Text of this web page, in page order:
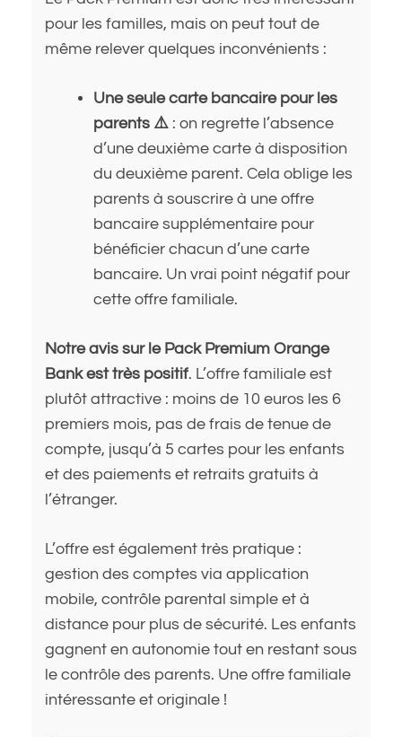
pour les familles, mais on peut tout de
même relever quelques inconvénients :
Une seule carte bancaire pour les
parents ⚠️ : on regrette l’absence
d’une deuxième carte à disposition
du deuxième parent. Cela oblige les
parents à souscrire à une offre
bancaire supplémentaire pour
bénéficier chacun d’une carte
bancaire. Un vrai point négatif pour
cette offre familiale.
Notre avis sur le Pack Premium Orange
Bank est très positif. L’offre familiale est
plutôt attractive : moins de 10 euros les 6
premiers mois, pas de frais de tenue de
compte, jusqu’à 5 cartes pour les enfants
et des paiements et retraits gratuits à
l’étranger.
L’offre est également très pratique :
gestion des comptes via application
mobile, contrôle parental simple et à
distance pour plus de sécurité. Les enfants
gagnent en autonomie tout en restant sous
le contrôle des parents. Une offre familiale
intéressante et originale !